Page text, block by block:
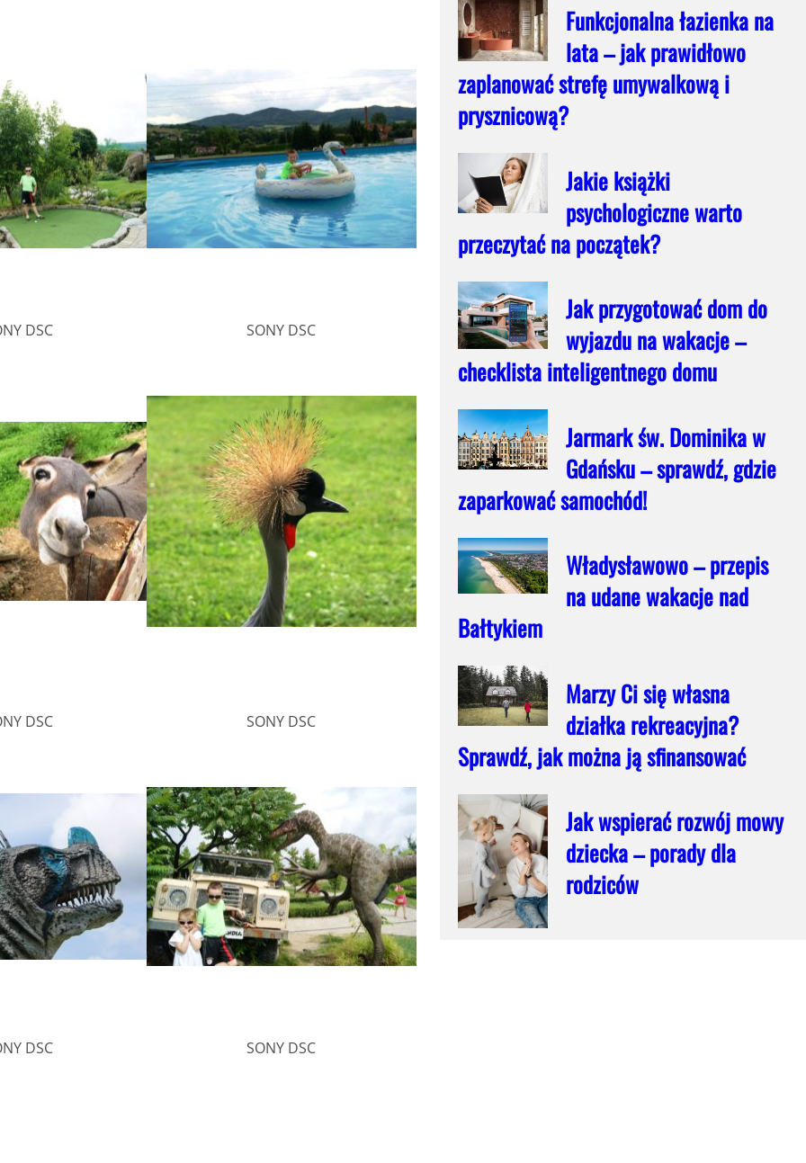
DSC SONY DSC
DSC SONY DSC
DSC SONY DSC
Funkcjonalna łazienka na
lata – jak prawidłowo
zaplanować strefę umywalkową i
prysznicową?
Jakie książki
psychologiczne warto
przeczytać na początek?
Jak przygotować dom do
wyjazdu na wakacje –
checklista inteligentnego domu
Jarmark św. Dominika w
Gdańsku – sprawdź, gdzie
zaparkować samochód!
Władysławowo – przepis
na udane wakacje nad
Bałtykiem
Marzy Ci się własna
działka rekreacyjna?
Sprawdź, jak można ją sfinansować
Jak wspierać rozwój mowy
dziecka – porady dla
rodziców